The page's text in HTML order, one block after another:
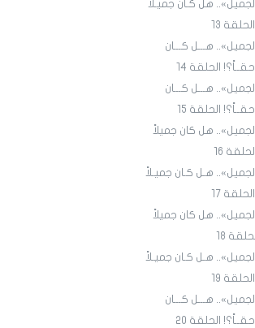
هل كـان جميـلاً
١3
هـــل كـــان
الحلقة ١4
هـــل كـــان
الحلقة 15
هل كان جميلاً
16
هـل كـان جميـلاً
17
هل كان جميلاً
18
هـل كـان جميـلاً
19
هـــل كـــان
الحلقة 20